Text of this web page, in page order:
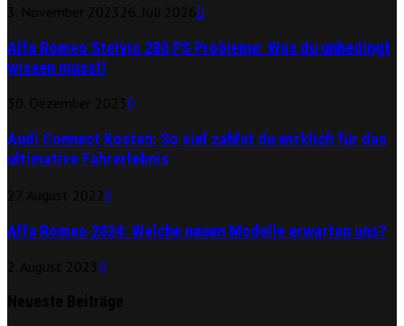
0
Alfa Romeo Stelvio 280 PS Probleme: Was du unbedingt
wissen musst!
0
Audi Connect Kosten: So viel zahlst du wirklich für das
ultimative Fahrerlebnis
0
Alfa Romeo 2024: Welche neuen Modelle erwarten uns?
0